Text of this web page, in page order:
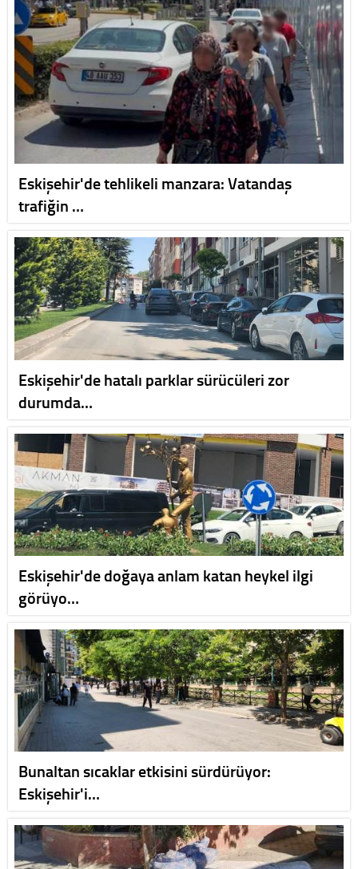
Eskişehir'de tehlikeli manzara: Vatandaş
trafiğin …
Eskişehir'de hatalı parklar sürücüleri zor
durumda…
Eskişehir'de doğaya anlam katan heykel ilgi
görüyo…
Bunaltan sıcaklar etkisini sürdürüyor:
Eskişehir'i…